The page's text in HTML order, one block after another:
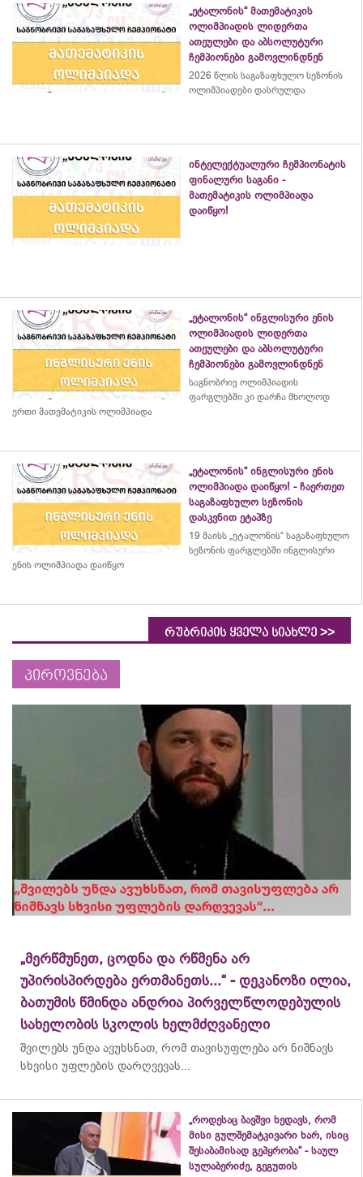
„ეტალონის“ მათემატიკის
ოლიმპიადის ლიდერთა
ათეულები და აბსოლუტური
ჩემპიონები გამოვლინდნენ
2026 წლის საგაზაფხულო სეზონის
ოლიმპიადები დასრულდა
ინტელექტუალური ჩემპიონატის
ფინალური საგანი -
მათემატიკის ოლიმპიადა
დაიწყო!
„ეტალონის“ ინგლისური ენის
ოლიმპიადის ლიდერთა
ათეულები და აბსოლუტური
ჩემპიონები გამოვლინდნენ
საგნობრივ ოლიმპიადის
ფარგლებში კი დარჩა მხოლოდ
ერთი მათემატიკის ოლიმპიადა
„ეტალონის“ ინგლისური ენის
ოლიმპიადა დაიწყო! - ჩაერთეთ
საგაზაფხულო სეზონის
დასკვნით ეტაპზე
19 მაისს „ეტალონის“ საგაზაფხულო
სეზონის ფარგლებში ინგლისური
ენის ოლიმპიადა დაიწყო
რუბრიკის ყველა სიახლე >>
პიროვნება
„მერწმუნეთ, ცოდნა და რწმენა არ
უპირისპირდება ერთმანეთს...“ - დეკანოზი ილია,
ბათუმის წმინდა ანდრია პირველწლოდებულის
სახელობის სკოლის ხელმძღვანელი
შვილებს უნდა ავუხსნათ, რომ თავისუფლება არ ნიშნავს
სხვისი უფლების დარღვევას...
„როდესაც ბავშვი ხედავს, რომ
მისი გულშემატკივარი ხარ, ისიც
შესაბამისად გეპყრობა“ - საულ
სულაბერიძე, გეგუთის